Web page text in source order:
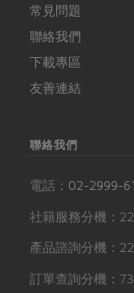
常見問題
聯絡我們
下載專區
友善連結
聯絡我們
電話： 02-2999-
社籍服務分機：
產品諮詢分機：
訂單查詢分機：